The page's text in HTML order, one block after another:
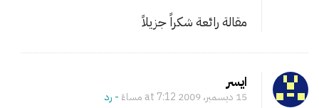
مقالة رائعة شكراً جزيلاً
ايسر
15 ديسمبر، 2009 at 7:12 مساءً - ‎رد